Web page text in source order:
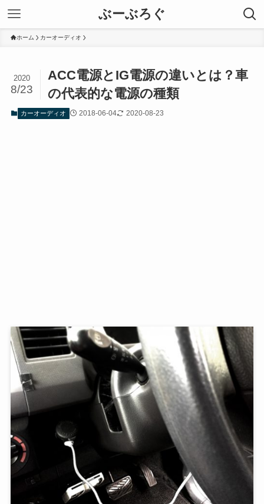
ぶーぶろぐ
ホーム カーオーディオ
ACC電源とIG電源の違いとは？車
の代表的な電源の種類
2020
8/23
カーオーディオ 2018-06-04 2020-08-23